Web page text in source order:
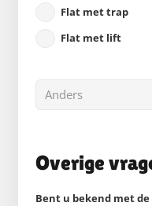
Flat met trap
Flat met lift
Overige
Bent u bekend met